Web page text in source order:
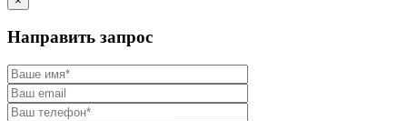
Направить запрос